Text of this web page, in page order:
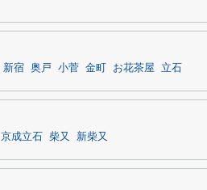
新宿 奥戸 小菅 金町 お花茶屋 立石
京成立石 柴又 新柴又